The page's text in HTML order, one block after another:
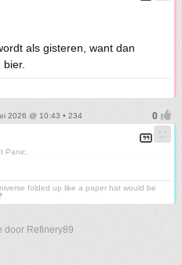
als gisteren, want dan
2026 @ 10:43 • 234
Panic.
folded up like a paper hat would be
door Refinery89